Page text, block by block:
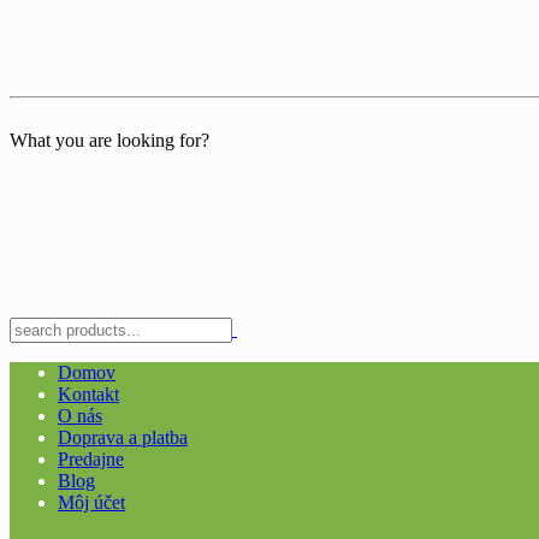
What you are looking for?
Domov
Kontakt
O nás
Doprava a platba
Predajne
Blog
Môj účet